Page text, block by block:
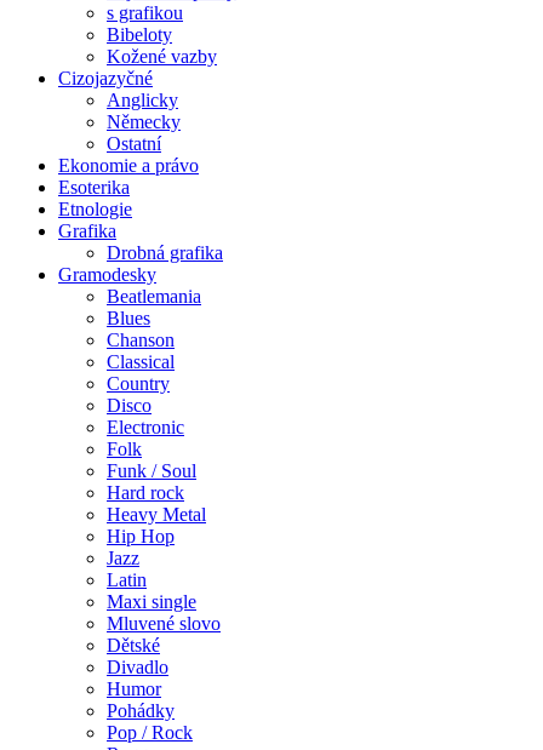
s grafikou
Bibeloty
Kožené vazby
Cizojazyčné
Anglicky
Německy
Ostatní
Ekonomie a právo
Esoterika
Etnologie
Grafika
Drobná grafika
Gramodesky
Beatlemania
Blues
Chanson
Classical
Country
Disco
Electronic
Folk
Funk / Soul
Hard rock
Heavy Metal
Hip Hop
Jazz
Latin
Maxi single
Mluvené slovo
Dětské
Divadlo
Humor
Pohádky
Pop / Rock